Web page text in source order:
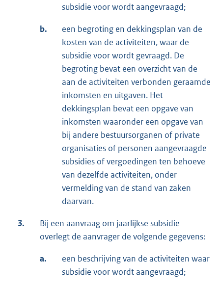
subsidie voor wordt aangevraagd;
b.
een begroting en dekkingsplan van de
kosten van de activiteiten, waar de
subsidie voor wordt gevraagd. De
begroting bevat een overzicht van de
aan de activiteiten verbonden geraamde
inkomsten en uitgaven. Het
dekkingsplan bevat een opgave van
inkomsten waaronder een opgave van
bij andere bestuursorganen of private
organisaties of personen aangevraagde
subsidies of vergoedingen ten behoeve
van dezelfde activiteiten, onder
vermelding van de stand van zaken
daarvan.
3.
Bij een aanvraag om jaarlijkse subsidie
overlegt de aanvrager de volgende gegevens:
a.
een beschrijving van de activiteiten waar
subsidie voor wordt aangevraagd;